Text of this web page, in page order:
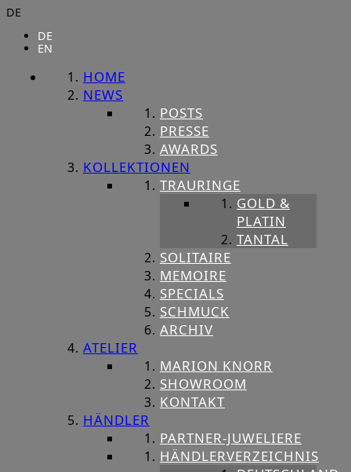
DE
DE
EN
HOME
NEWS
POSTS
PRESSE
AWARDS
KOLLEKTIONEN
TRAURINGE
GOLD &
PLATIN
TANTAL
SOLITAIRE
MEMOIRE
SPECIALS
SCHMUCK
ARCHIV
ATELIER
MARION KNORR
SHOWROOM
KONTAKT
HÄNDLER
PARTNER-JUWELIERE
HÄNDLERVERZEICHNIS